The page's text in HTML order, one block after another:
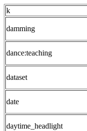
k
damming
dance:teaching
dataset
date
daytime_headlight